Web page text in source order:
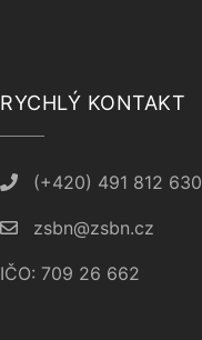
RYCHLÝ KONTAKT
(+420) 491 812 630
zsbn@zsbn.cz
IČO: 709 26 662